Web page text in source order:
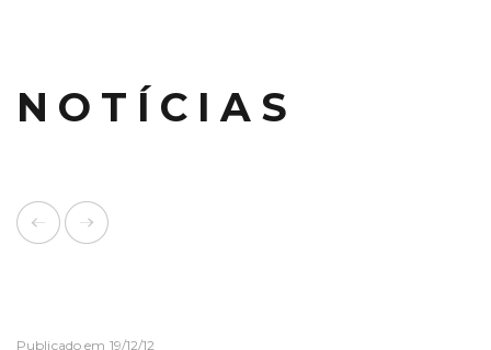
NOTÍCIAS
Publicado em 19/12/12